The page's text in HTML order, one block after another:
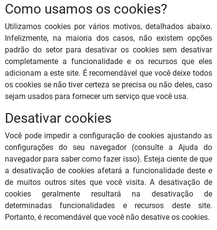
Como usamos os cookies?
Utilizamos cookies por vários motivos, detalhados abaixo.
Infelizmente, na maioria dos casos, não existem opções
padrão do setor para desativar os cookies sem desativar
completamente a funcionalidade e os recursos que eles
adicionam a este site. É recomendável que você deixe todos
os cookies se não tiver certeza se precisa ou não deles, caso
sejam usados ​​para fornecer um serviço que você usa.
Desativar cookies
Você pode impedir a configuração de cookies ajustando as
configurações do seu navegador (consulte a Ajuda do
navegador para saber como fazer isso). Esteja ciente de que
a desativação de cookies afetará a funcionalidade deste e
de muitos outros sites que você visita. A desativação de
cookies geralmente resultará na desativação de
determinadas funcionalidades e recursos deste site.
Portanto, é recomendável que você não desative os cookies.